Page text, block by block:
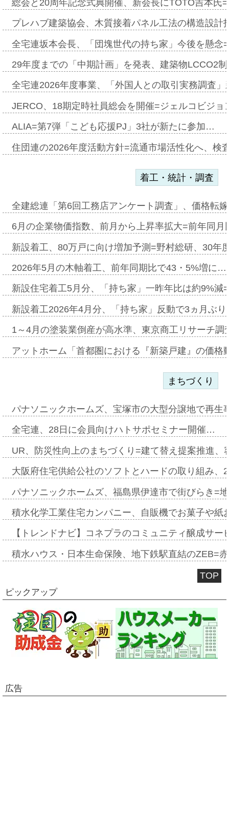
総会と20周年記念式典開催、新会長にTOTO吉本氏
プレハブ建築協会、木質接着パネル工法の構造設
全宅連坂本会長、「団塊世代の持ち家」今後を懸
29年度までの「中期計画」を発表、建築物LCCO2
全宅連2026年度事業、「外国人との取引実務調査
JERCO、18期定時社員総会を開催=ジェルコビジ
ALIA=第7弾「こども応援PJ」3社が新たに参加…
住団連の2026年度活動方針=流通市場活性化へ、検
着工・統計・調査
全建総連「第6回工務店アンケート調査」、価格転
6月の企業物価指数、前月から上昇率拡大=前年同
新設着工、80万戸に向け増加予測=野村総研、30年
2026年5月の木軸着工、前年同期比で43・5%増に…
新設住宅着工5月分、「持ち家」一昨年比は約9%
新設着工2026年4月分、「持ち家」反動で3ヵ月ぶ
1～4月の塗装業倒産が高水準、東京商工リサーチ
アットホーム「首都圏における『新築戸建』の価
まちづくり
パナソニックホームズ、宝塚市の大型分譲地で再
全宅連、28日に会員向けハトサポセミナー開催…
UR、防災性向上のまちづくり=建て替え提案推進
大阪府住宅供給公社のソフトとハードの取り組み
パナソニックホームズ、福島県伊達市で街びらき=
積水化学工業住宅カンパニー、自販機でお菓子や
【トレンドナビ】コネプラのコミュニティ醸成サ
積水ハウス・日本生命保険、地下鉄駅直結のZEB=
TOP
ピックアップ
広告